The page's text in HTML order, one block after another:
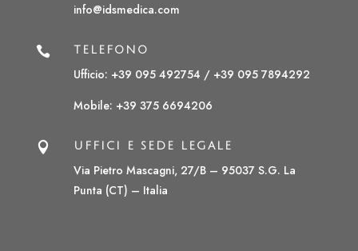
info@idsmedica.com
 TELEFONO
Ufficio: +39 095 492754 / +39 095 7894292
Mobile: +39 375 6694206
 UFFICI E SEDE LEGALE
Via Pietro Mascagni, 27/B – 95037 S.G. La
Punta (CT) – Italia